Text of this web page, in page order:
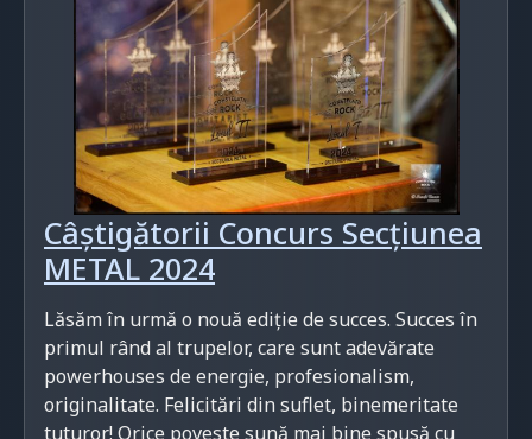
Câștigătorii Concurs Secțiunea
METAL 2024
Lăsăm în urmă o nouă ediție de succes. Succes în
primul rând al trupelor, care sunt adevărate
powerhouses de energie, profesionalism,
originalitate. Felicitări din suflet, binemeritate
tuturor! Orice poveste sună mai bine spusă cu